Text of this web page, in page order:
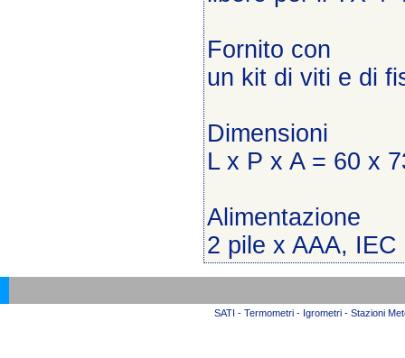
Fornito con
un kit di viti e di
Dimensioni
L x P x A = 60 x
Alimentazione
2 pile x AAA, IEC
SATI - Termometri - Igrometri - Stazioni